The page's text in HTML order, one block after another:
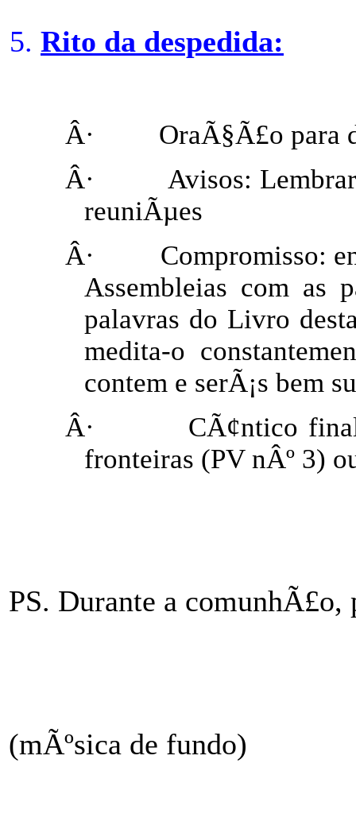
Rito da despedida:
Â·
OraÃ§Ã£o para
Â·
Avisos:
reuniÃµes
Â·
Compromisso:
Assembleias com as
palavras do Livro
medita-o
contem e serÃ¡s bem
Â·
CÃ¢ntico
fronteiras (PV nÂº 3)
PS. Durante a
(mÃºsica de fundo)